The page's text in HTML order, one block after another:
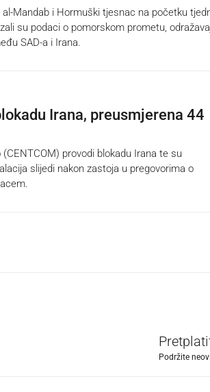
Mandab i Hormuški tjesnac na početku
su podaci o pomorskom prometu,
SAD-a i Irana.
Irana, preusmjerena 44
provodi blokadu Irana te su
slijedi nakon zastoja u pregovorima o
Podržite